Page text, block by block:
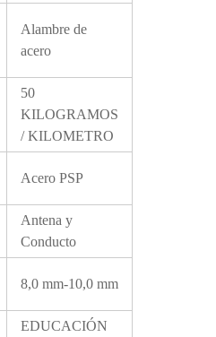
Alambre de
acero
50
KILOGRAMOS
/ KILOMETRO
Acero PSP
Antena y
Conducto
8,0 mm-10,0 mm
EDUCACIÓN